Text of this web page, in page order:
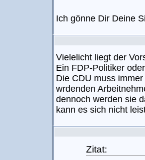
Ich gönne Dir Deine
Vielelicht liegt der
Ein FDP-Politiker
Die CDU muss
wrdenden
dennoch werden sie
kann es sich nicht
Zitat: